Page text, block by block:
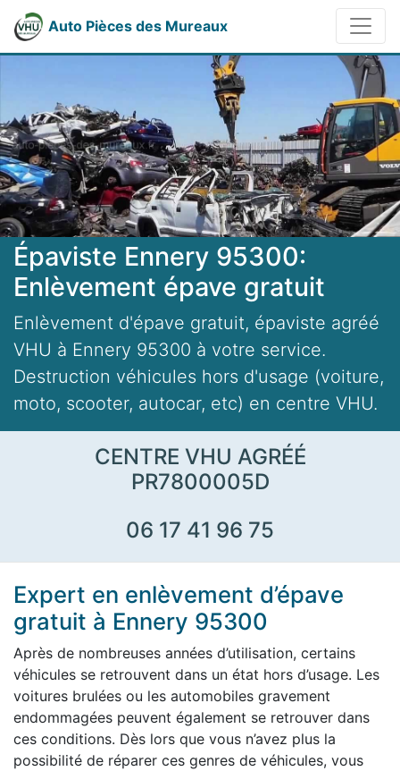
Auto Pièces des Mureaux
Épaviste Ennery 95300:
Enlèvement épave gratuit
Enlèvement d'épave gratuit, épaviste agréé
VHU à Ennery 95300 à votre service.
Destruction véhicules hors d'usage (voiture,
moto, scooter, autocar, etc) en centre VHU.
CENTRE VHU AGRÉÉ
PR7800005D
06 17 41 96 75
Expert en enlèvement d’épave
gratuit à Ennery 95300
Après de nombreuses années d’utilisation, certains
véhicules se retrouvent dans un état hors d’usage. Les
voitures brulées ou les automobiles gravement
endommagées peuvent également se retrouver dans
ces conditions. Dès lors que vous n’avez plus la
possibilité de réparer ces genres de véhicules, vous